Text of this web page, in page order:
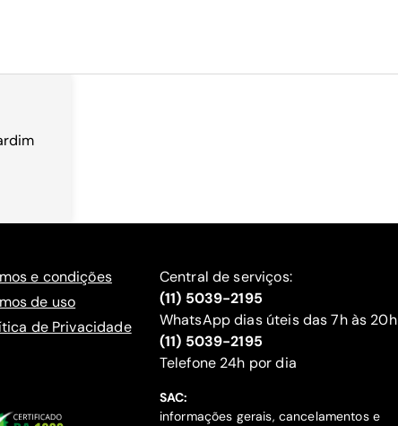
e condições
de uso
de Privacidade
Central de serviços:
(11) 5039-2195
WhatsApp dias úteis das 7h às 20h
(11) 5039-2195
‍Telefone 24h por dia
SAC:
informações gerais, cancelamentos e